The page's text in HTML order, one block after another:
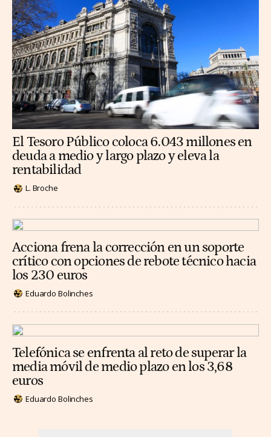
El Tesoro Público coloca 6.043 millones en
deuda a medio y largo plazo y eleva la
rentabilidad
L. Broche
Acciona frena la corrección en un soporte
crítico con opciones de rebote técnico hacia
los 230 euros
Eduardo Bolinches
Telefónica se enfrenta al reto de superar la
media móvil de medio plazo en los 3,68
euros
Eduardo Bolinches